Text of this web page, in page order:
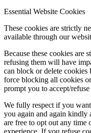
Essential Website Cookies
These cookies are strictly
available through our
Because these cookies are
refusing them will have
can block or delete cookies
force blocking all cookies
prompt you to accept/
We fully respect if you
you again and again kindly
are free to opt out any time